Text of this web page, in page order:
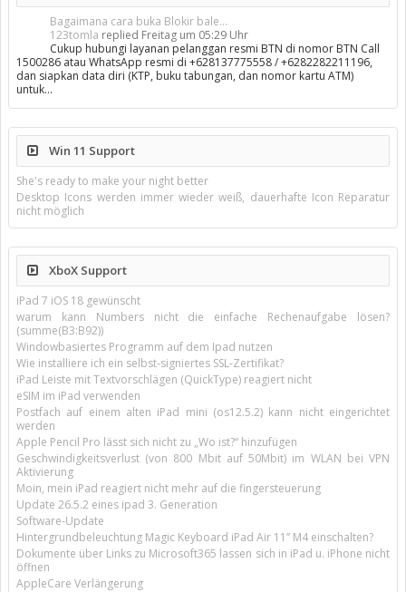
Bagaimana cara buka Blokir bale...
123tomla replied Freitag um 05:29 Uhr
Cukup hubungi layanan pelanggan resmi BTN di nomor BTN Call
1500286 atau WhatsApp resmi di +628137775558 / +6282282211196,
dan siapkan data diri (KTP, buku tabungan, dan nomor kartu ATM)
untuk…
Win 11 Support
She's ready to make your night better
Desktop Icons werden immer wieder weiß, dauerhafte Icon Reparatur
nicht möglich
XboX Support
iPad 7 iOS 18 gewünscht
warum kann Numbers nicht die einfache Rechenaufgabe lösen?
(summe(B3:B92))
Windowbasiertes Programm auf dem Ipad nutzen
Wie installiere ich ein selbst-signiertes SSL-Zertifikat?
iPad Leiste mit Textvorschlägen (QuickType) reagiert nicht
eSIM im iPad verwenden
Postfach auf einem alten iPad mini (os12.5.2) kann nicht eingerichtet
werden
Apple Pencil Pro lässt sich nicht zu „Wo ist?“ hinzufügen
Geschwindigkeitsverlust (von 800 Mbit auf 50Mbit) im WLAN bei VPN
Aktivierung
Moin, mein iPad reagiert nicht mehr auf die fingersteuerung
Update 26.5.2 eines ipad 3. Generation
Software-Update
Hintergrundbeleuchtung Magic Keyboard iPad Air 11’’ M4 einschalten?
Dokumente über Links zu Microsoft365 lassen sich in iPad u. iPhone nicht
öffnen
AppleCare Verlängerung